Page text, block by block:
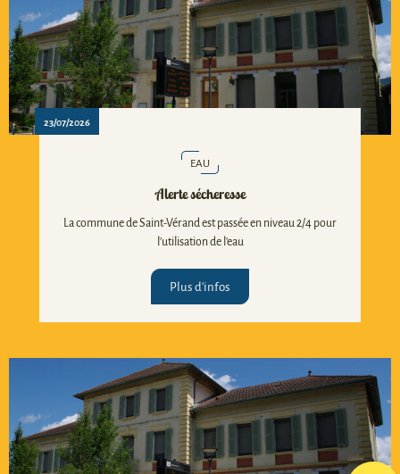
23/07/2026
EAU
Alerte sécheresse
La commune de Saint-Vérand est passée en niveau 2/4 pour
l'utilisation de l'eau
Plus d'infos